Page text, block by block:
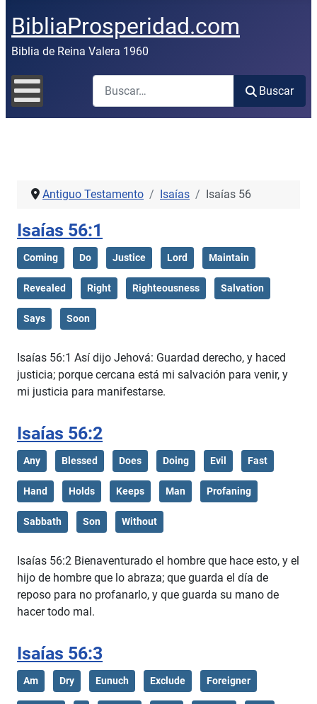
BibliaProsperidad.com
Biblia de Reina Valera 1960
Buscar
Buscar
Antiguo Testamento Isaías Isaías 56
Isaías 56:1
Coming Do Justice Lord Maintain
Revealed Right Righteousness Salvation
Says Soon
Isaías 56:1 Así dijo Jehová: Guardad derecho, y haced
justicia; porque cercana está mi salvación para venir, y
mi justicia para manifestarse.
Isaías 56:2
Any Blessed Does Doing Evil Fast
Hand Holds Keeps Man Profaning
Sabbath Son Without
Isaías 56:2 Bienaventurado el hombre que hace esto, y el
hijo de hombre que lo abraza; que guarda el día de
reposo para no profanarlo, y que guarda su mano de
hacer todo mal.
Isaías 56:3
Am Dry Eunuch Exclude Foreigner